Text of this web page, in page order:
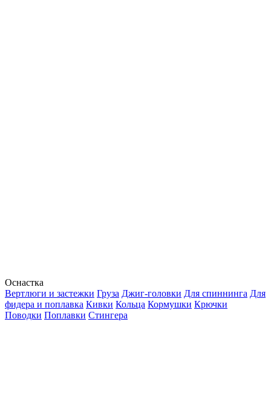
Оснастка
Вертлюги и застежки Груза Джиг-головки Для спиннинга Для
фидера и поплавка Кивки Кольца Кормушки Крючки
Поводки Поплавки Стингера